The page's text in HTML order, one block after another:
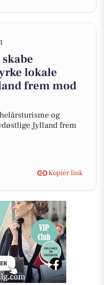
lokale
frem mod
og
Jylland frem
Kopiér link